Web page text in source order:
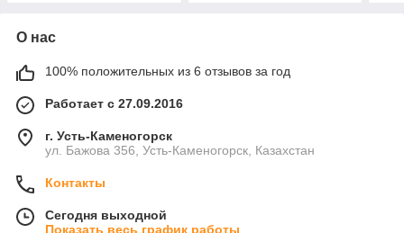
О нас
100% положительных из 6 отзывов за год
Работает с 27.09.2016
г. Усть-Каменогорск
ул. Бажова 356, Усть-Каменогорск, Казахстан
Контакты
Сегодня выходной
Показать весь график работы